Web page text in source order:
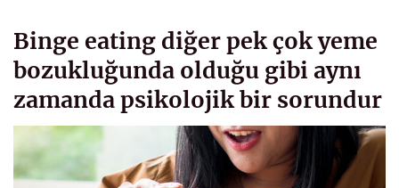
Binge eating diğer pek çok yeme
bozukluğunda olduğu gibi aynı
zamanda psikolojik bir sorundur